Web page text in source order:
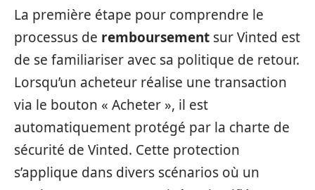
La première étape pour comprendre le
processus de remboursement sur Vinted est
de se familiariser avec sa politique de retour.
Lorsqu’un acheteur réalise une transaction
via le bouton « Acheter », il est
automatiquement protégé par la charte de
sécurité de Vinted. Cette protection
s’applique dans divers scénarios où un